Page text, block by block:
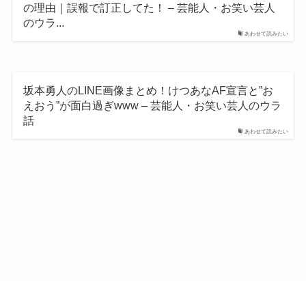
あわせて読みたい
の理由｜誤報で訂正してた！ – 芸能人・お笑い芸人
のウラ...
あわせて読みたい
坂本勇人のLINE画像まとめ！けつあなAF宣言と”お
えおう”が面白過ぎwww – 芸能人・お笑い芸人のウラ
話